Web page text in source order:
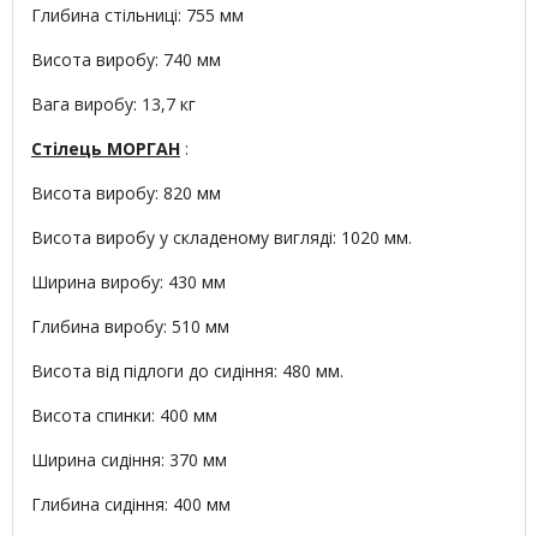
Глибина стільниці: 755 мм
Висота виробу: 740 мм
Вага виробу: 13,7 кг
Стілець МОРГАН :
Висота виробу: 820 мм
Висота виробу у складеному вигляді: 1020 мм.
Ширина виробу: 430 мм
Глибина виробу: 510 мм
Висота від підлоги до сидіння: 480 мм.
Висота спинки: 400 мм
Ширина сидіння: 370 мм
Глибина сидіння: 400 мм